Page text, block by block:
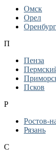
Омск
Орел
Оренбург
П
Пенза
Псков
Р
Ростов-
Рязань
С